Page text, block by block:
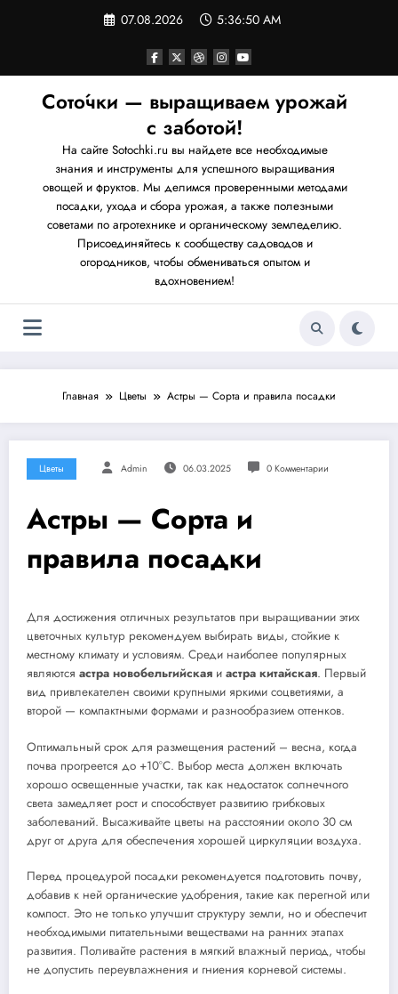
07.08.2026 5:36:51 AM
Сото́чки — выращиваем урожай
с заботой!
На сайте Sotochki.ru вы найдете все необходимые
знания и инструменты для успешного выращивания
овощей и фруктов. Мы делимся проверенными методами
посадки, ухода и сбора урожая, а также полезными
советами по агротехнике и органическому земледелию.
Присоединяйтесь к сообществу садоводов и
огородников, чтобы обмениваться опытом и
вдохновением!
Главная Цветы Астры — Сорта и правила посадки
Цветы Admin 06.03.2025 0 Комментарии
Астры — Сорта и
правила посадки
Для достижения отличных результатов при выращивании этих
цветочных культур рекомендуем выбирать виды, стойкие к
местному климату и условиям. Среди наиболее популярных
являются астра новобельгийская и астра китайская. Первый
вид привлекателен своими крупными яркими соцветиями, а
второй — компактными формами и разнообразием оттенков.
Оптимальный срок для размещения растений – весна, когда
почва прогреется до +10°C. Выбор места должен включать
хорошо освещенные участки, так как недостаток солнечного
света замедляет рост и способствует развитию грибковых
заболеваний. Высаживайте цветы на расстоянии около 30 см
друг от друга для обеспечения хорошей циркуляции воздуха.
Перед процедурой посадки рекомендуется подготовить почву,
добавив к ней органические удобрения, такие как перегной или
компост. Это не только улучшит структуру земли, но и обеспечит
необходимыми питательными веществами на ранних этапах
развития. Поливайте растения в мягкий влажный период, чтобы
не допустить переувлажнения и гниения корневой системы.